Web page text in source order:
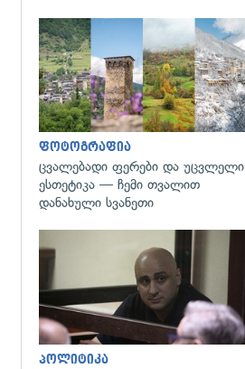
ფოტოგრაფია
ცვალებადი ფერები და უცვლელი
ესთეტიკა — ჩემი თვალით
დანახული სვანეთი
პოლიტიკა